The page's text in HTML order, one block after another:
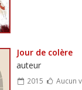
Jour de colère
auteur
2015
Aucun